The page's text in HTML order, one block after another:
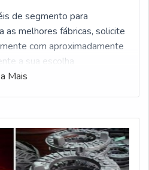
de segmento para
as melhores fábricas, solicite
com aproximadamente
a sua escolha
Mais